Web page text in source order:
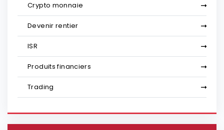
Crypto monnaie
Devenir rentier
ISR
Produits financiers
Trading